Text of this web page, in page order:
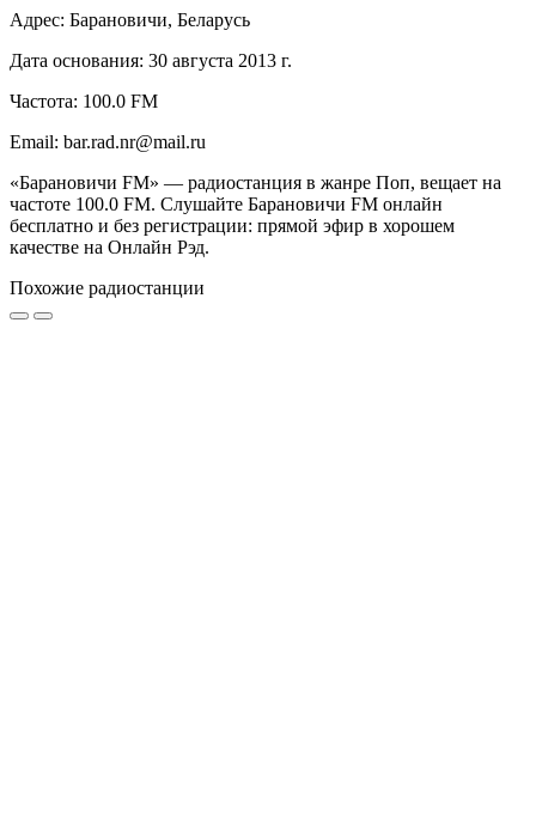
Адрес: Барановичи, Беларусь
Дата основания: 30 августа 2013 г.
Частота: 100.0 FM
Email: bar.rad.nr@mail.ru
«Барановичи FM» — радиостанция в жанре Поп, вещает на
частоте 100.0 FM. Слушайте Барановичи FM онлайн
бесплатно и без регистрации: прямой эфир в хорошем
качестве на Онлайн Рэд.
Похожие радиостанции